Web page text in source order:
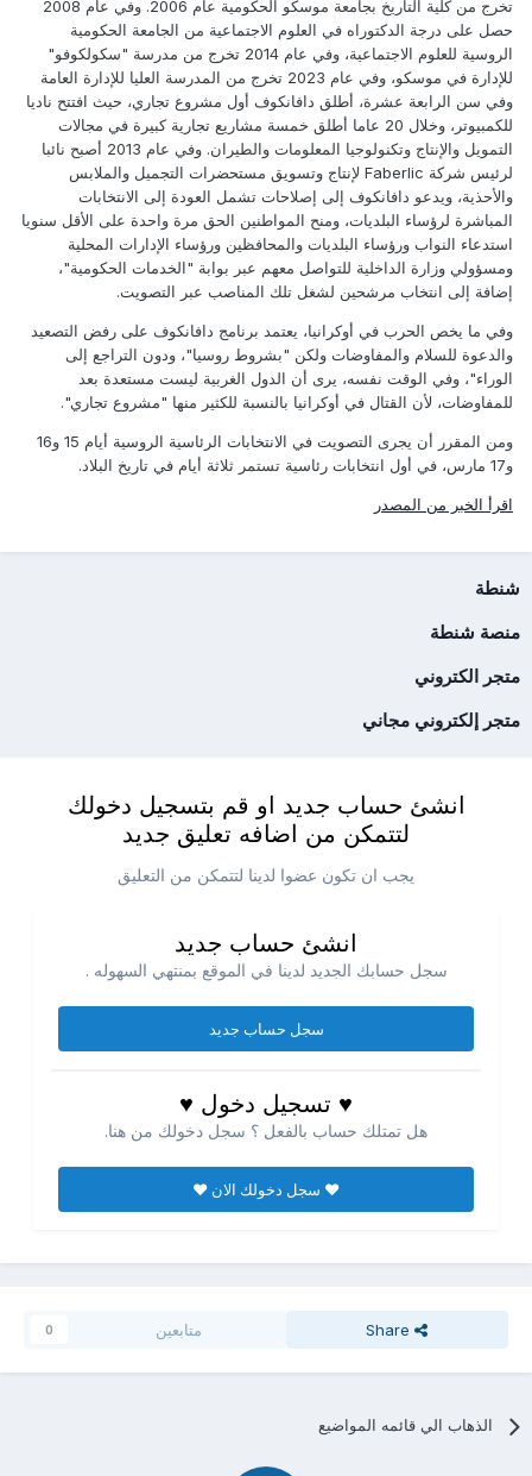
تخرج من كلية التاريخ بجامعة موسكو الحكومية عام 2006. وفي عام 2008
حصل على درجة الدكتوراه في العلوم الاجتماعية من الجامعة الحكومية
الروسية للعلوم الاجتماعية، وفي عام 2014 تخرج من مدرسة "سكولكوفو"
للإدارة في موسكو، وفي عام 2023 تخرج من المدرسة العليا للإدارة العامة
وفي سن الرابعة عشرة، أطلق دافانكوف أول مشروع تجاري، حيث افتتح ناديا
للكمبيوتر، وخلال 20 عاما أطلق خمسة مشاريع تجارية كبيرة في مجالات
التمويل والإنتاج وتكنولوجيا المعلومات والطيران. وفي عام 2013 أصبح نائبا
لرئيس شركة Faberlic لإنتاج وتسويق مستحضرات التجميل والملابس
والأحذية، ويدعو دافانكوف إلى إصلاحات تشمل العودة إلى الانتخابات
المباشرة لرؤساء البلديات، ومنح المواطنين الحق مرة واحدة على الأقل سنويا
استدعاء النواب ورؤساء البلديات والمحافظين ورؤساء الإدارات المحلية
ومسؤولي وزارة الداخلية للتواصل معهم عبر بوابة "الخدمات الحكومية"،
إضافة إلى انتخاب مرشحين لشغل تلك المناصب عبر التصويت.
وفي ما يخص الحرب في أوكرانيا، يعتمد برنامج دافانكوف على رفض التصعيد
والدعوة للسلام والمفاوضات ولكن "بشروط روسيا"، ودون التراجع إلى
الوراء"، وفي الوقت نفسه، يرى أن الدول الغربية ليست مستعدة بعد
للمفاوضات، لأن القتال في أوكرانيا بالنسبة للكثير منها "مشروع تجاري".
ومن المقرر أن يجرى التصويت في الانتخابات الرئاسية الروسية أيام 15 و16
و17 مارس، في أول انتخابات رئاسية تستمر ثلاثة أيام في تاريخ البلاد.
اقرأ الخبر من المصدر
شنطة
منصة شنطة
متجر الكتروني
متجر إلكتروني مجاني
انشئ حساب جديد او قم بتسجيل دخولك
لتتمكن من اضافه تعليق جديد
يجب ان تكون عضوا لدينا لتتمكن من التعليق
انشئ حساب جديد
سجل حسابك الجديد لدينا في الموقع بمنتهي السهوله .
سجل حساب جديد
♥ تسجيل دخول ♥
هل تمتلك حساب بالفعل ؟ سجل دخولك من هنا.
♥ سجل دخولك الان ♥
Share متابعين 0
الذهاب الي قائمه المواضيع